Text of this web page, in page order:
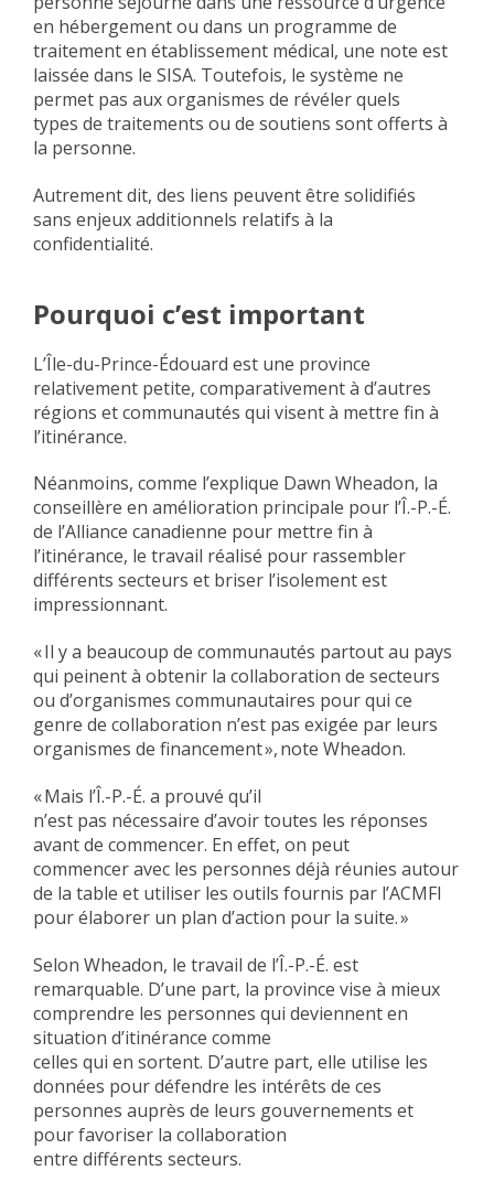
en hébergement ou dans un programme de
traitement en établissement médical, une note est
laissée dans le SISA. Toutefois, le système ne
permet pas aux organismes de révéler quels
types de traitements ou de soutiens sont offerts à
la personne.
Autrement dit, des liens peuvent être solidifiés
sans enjeux additionnels relatifs à la
confidentialité.
Pourquoi c’est important
L’Île-du-Prince-Édouard est une province
relativement petite, comparativement à d’autres
régions et communautés qui visent à mettre fin à
l’itinérance.
Néanmoins, comme l’explique Dawn Wheadon, la
conseillère en amélioration principale pour l’Î.-P.-É.
de l’Alliance canadienne pour mettre fin à
l’itinérance, le travail réalisé pour rassembler
différents secteurs et briser l’isolement est
impressionnant.
« Il y a beaucoup de communautés partout au pays
qui peinent à obtenir la collaboration de secteurs
ou d’organismes communautaires pour qui ce
genre de collaboration n’est pas exigée par leurs
organismes de financement», note Wheadon.
« Mais l’Î.-P.-É. a prouvé qu’il
n’est pas nécessaire d’avoir toutes les réponses
avant de commencer. En effet, on peut
commencer avec les personnes déjà réunies autour
de la table et utiliser les outils fournis par l’ACMFI
pour élaborer un plan d’action pour la suite. »
Selon Wheadon, le travail de l’Î.-P.-É. est
remarquable. D’une part, la province vise à mieux
comprendre les personnes qui deviennent en
situation d’itinérance comme
celles qui en sortent. D’autre part, elle utilise les
données pour défendre les intérêts de ces
personnes auprès de leurs gouvernements et
pour favoriser la collaboration
entre différents secteurs.